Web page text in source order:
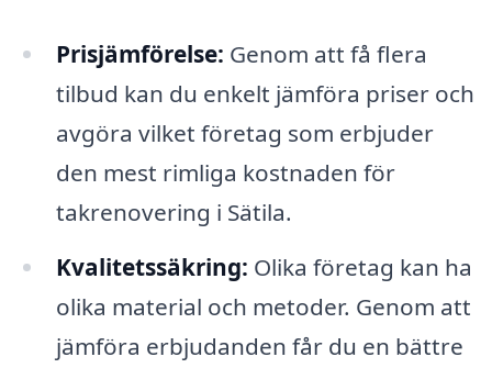
Prisjämförelse: Genom att få flera
tilbud kan du enkelt jämföra priser och
avgöra vilket företag som erbjuder
den mest rimliga kostnaden för
takrenovering i Sätila.
Kvalitetssäkring: Olika företag kan ha
olika material och metoder. Genom att
jämföra erbjudanden får du en bättre